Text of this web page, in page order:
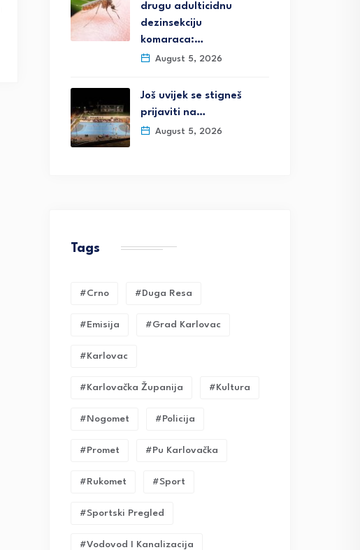
drugu adulticidnu
dezinsekciju
komaraca:…
August 5, 2026
Još uvijek se stigneš
prijaviti na…
August 5, 2026
Tags
#crno #duga Resa
#emisija #grad Karlovac
#karlovac
#karlovačka Županija #kultura
#nogomet #policija
#promet #pu Karlovačka
#rukomet #sport
#sportski Pregled
#vodovod I Kanalizacija